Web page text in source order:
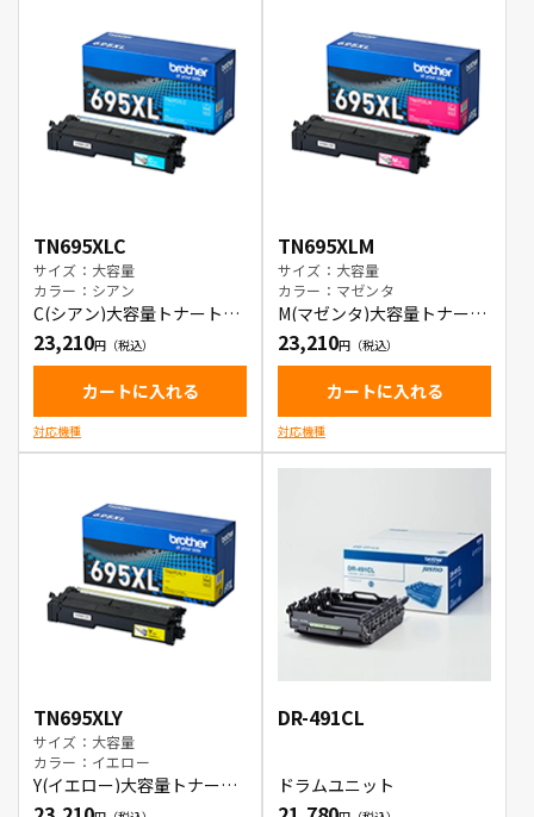
TN695XLC
サイズ：大容量
カラー：シアン
C(シアン)大容量トナートナ
ーカートリッジ
23,210
カートに入れる
対応機種
TN695XLM
サイズ：大容量
カラー：マゼンタ
M(マゼンタ)大容量トナート
ナーカートリッジ
23,210
カートに入れる
対応機種
TN695XLY
サイズ：大容量
カラー：イエロー
Y(イエロー)大容量トナート
ナーカートリッジ
DR-491CL
ドラムユニット